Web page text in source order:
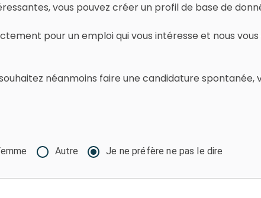
vous pouvez créer un profil de base de
pour un emploi qui vous intéresse et nous
néanmoins faire une candidature spontanée,
Autre Je ne préfère ne pas le dire